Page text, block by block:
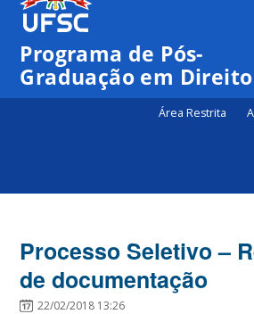
Programa de Pós-
Graduação em Direito
Área Restrita
Processo Seletivo –
de documentação
22/02/2018 13:26